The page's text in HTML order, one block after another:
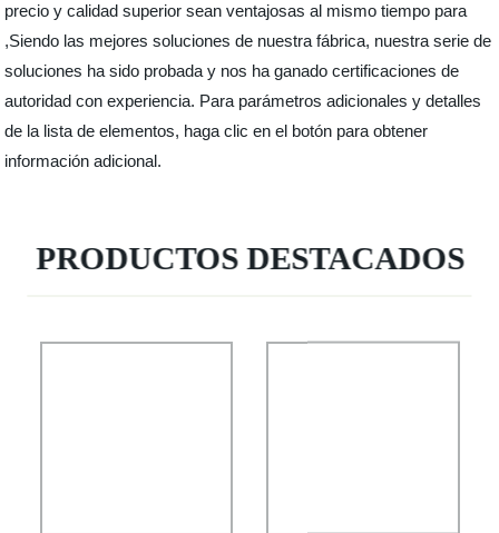
precio y calidad superior sean ventajosas al mismo tiempo para
,Siendo las mejores soluciones de nuestra fábrica, nuestra serie de
soluciones ha sido probada y nos ha ganado certificaciones de
autoridad con experiencia. Para parámetros adicionales y detalles
de la lista de elementos, haga clic en el botón para obtener
información adicional.
PRODUCTOS DESTACADOS